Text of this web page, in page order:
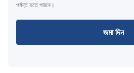
পর্যন্ত হতে পারবে।
জমা দিন